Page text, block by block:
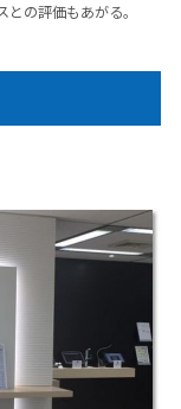
の評価もあがる。